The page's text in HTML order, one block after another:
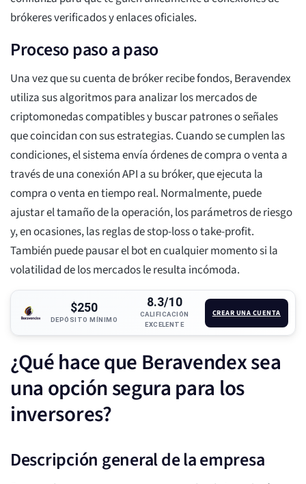
brókeres verificados y enlaces oficiales.
Proceso paso a paso
Una vez que su cuenta de bróker recibe fondos, Beravendex
utiliza sus algoritmos para analizar los mercados de
criptomonedas compatibles y buscar patrones o señales
que coincidan con sus estrategias. Cuando se cumplen las
condiciones, el sistema envía órdenes de compra o venta a
través de una conexión API a su bróker, que ejecuta la
compra o venta en tiempo real. Normalmente, puede
ajustar el tamaño de la operación, los parámetros de riesgo
y, en ocasiones, las reglas de stop-loss o take-profit.
También puede pausar el bot en cualquier momento si la
volatilidad de los mercados le resulta incómoda.
$250
DEPÓSITO MÍNIMO
8.3/10
CALIFICACIÓN
EXCELENTE
CREAR UNA CUENTA
¿Qué hace que Beravendex sea
una opción segura para los
inversores?
Descripción general de la empresa